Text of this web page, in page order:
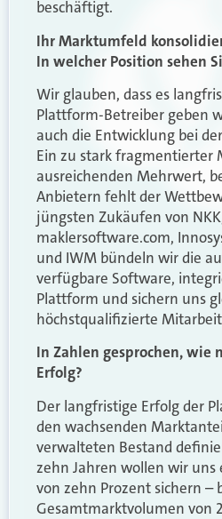
beschäftigt.
Ihr Marktumfeld
In welcher Position sehen
Wir glauben, dass es
Plattform-Betreiber geben
auch die Entwicklung bei
Ein zu stark fragmentierter
ausreichenden Mehrwert,
Anbietern fehlt der
jüngsten Zukäufen von
maklersoftware.com,
und IWM bündeln wir die
verfügbare Software,
Plattform und sichern uns
höchstqualifizierte
In Zahlen gesprochen, wie
Erfolg?
Der langfristige Erfolg der
den wachsenden
verwalteten Bestand
zehn Jahren wollen wir
von zehn Prozent sichern –
Gesamtmarktvolumen von